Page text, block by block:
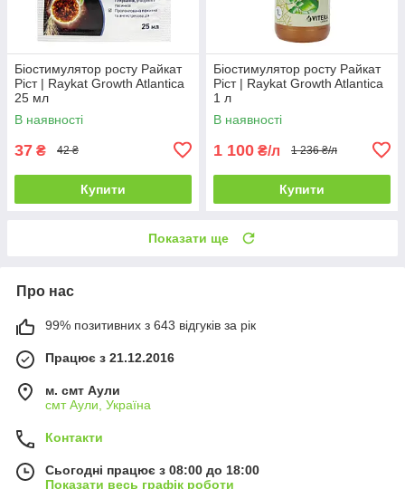
Біостимулятор росту Райкат
Ріст | Raykat Growth Atlantica
25 мл
В наявності
37 ₴ 42 ₴
Купити
Біостимулятор росту Райкат
Ріст | Raykat Growth Atlantica
1 л
В наявності
1 100 ₴/л 1 236 ₴/л
Купити
Показати ще
Про нас
99% позитивних з 643 відгуків за рік
Працює з 21.12.2016
м. смт Аули
смт Аули, Україна
Контакти
Сьогодні працює з 08:00 до 18:00
Показати весь графік роботи